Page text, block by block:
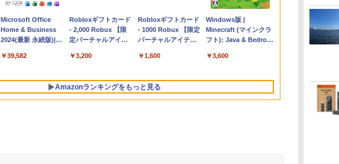
tomtoc 360°保護
15.6 16インチ パソコ
ンケース Dell NEC
dynabook Lenovo
￥2,952
Apple 2026
MacBook Air M5チ
ップ搭載13インチノ
Apple Intelligence、
Retinaディスプレ
イ、16GBユニファイ
ドメモリ、1TB SSD
￥261,414
【Amazon.co.jp限
定】 HP ノートパソ
コン 15-fd 15.6イン
512GB SSD インテ
￥129,800
FMV ノートパソコン
WE1-K3 (MS 365
Personal/Copilotキー
型/Core i5/16GB/SSD
FMVWK3E15W_AZ
￥139,880
Microsoft Office
Home & Business
2024(最新 永続版)|オ
版|Windows11、
￥39,582
Robloxギフトカード
- 2,000 Robux 【限
定バーチャルアイテ
インゲームコード】
ラインコード版
￥3,200
Robloxギフトカード
- 1000 Robux 【限定
バーチャルアイテム
ンゲームコード】 ロ
ンコード版
￥1,600
Windows版 |
Minecraft (マインクラ
フト): Java & Bedrock
ード版
￥3,600
Amazonランキングをもっと見る